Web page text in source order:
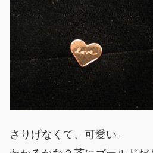
さりげなくて、可愛い。